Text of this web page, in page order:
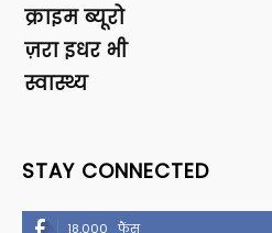
क्राइम ब्यूरो
ज़रा इधर भी
स्वास्थ्य
STAY CONNECTED
18,000 फैंस